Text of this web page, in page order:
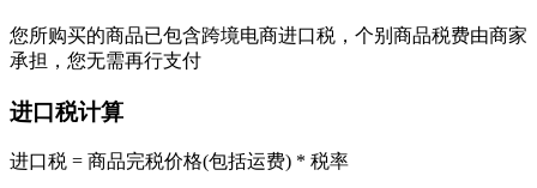
您所购买的商品已包含跨境电商进口税，个别商品税费由商家
承担，您无需再行支付
进口税计算
进口税 = 商品完税价格(包括运费) * 税率